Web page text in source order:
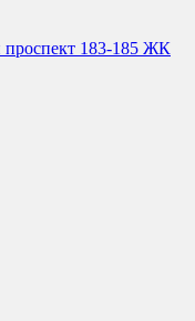
183-185 ЖК